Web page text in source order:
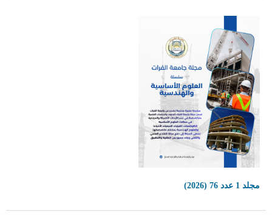
مجلد 1 عدد 76 (2026)